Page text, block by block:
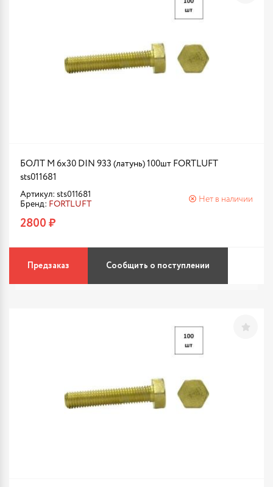
БОЛТ М 6х30 DIN 933 (латунь) 100шт FORTLUFT
sts011681
Артикул: sts011681
Бренд: FORTLUFT
Нет в наличии
2800 ₽
Предзаказ Сообщить о поступлении